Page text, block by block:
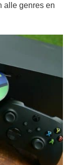
alle genres en